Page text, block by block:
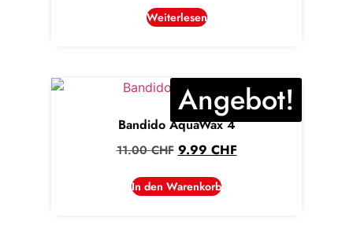
Weiterlesen
Angebot!
Bandido AquaWax 4
11.00CHF 9.99 CHF
In den Warenkorb